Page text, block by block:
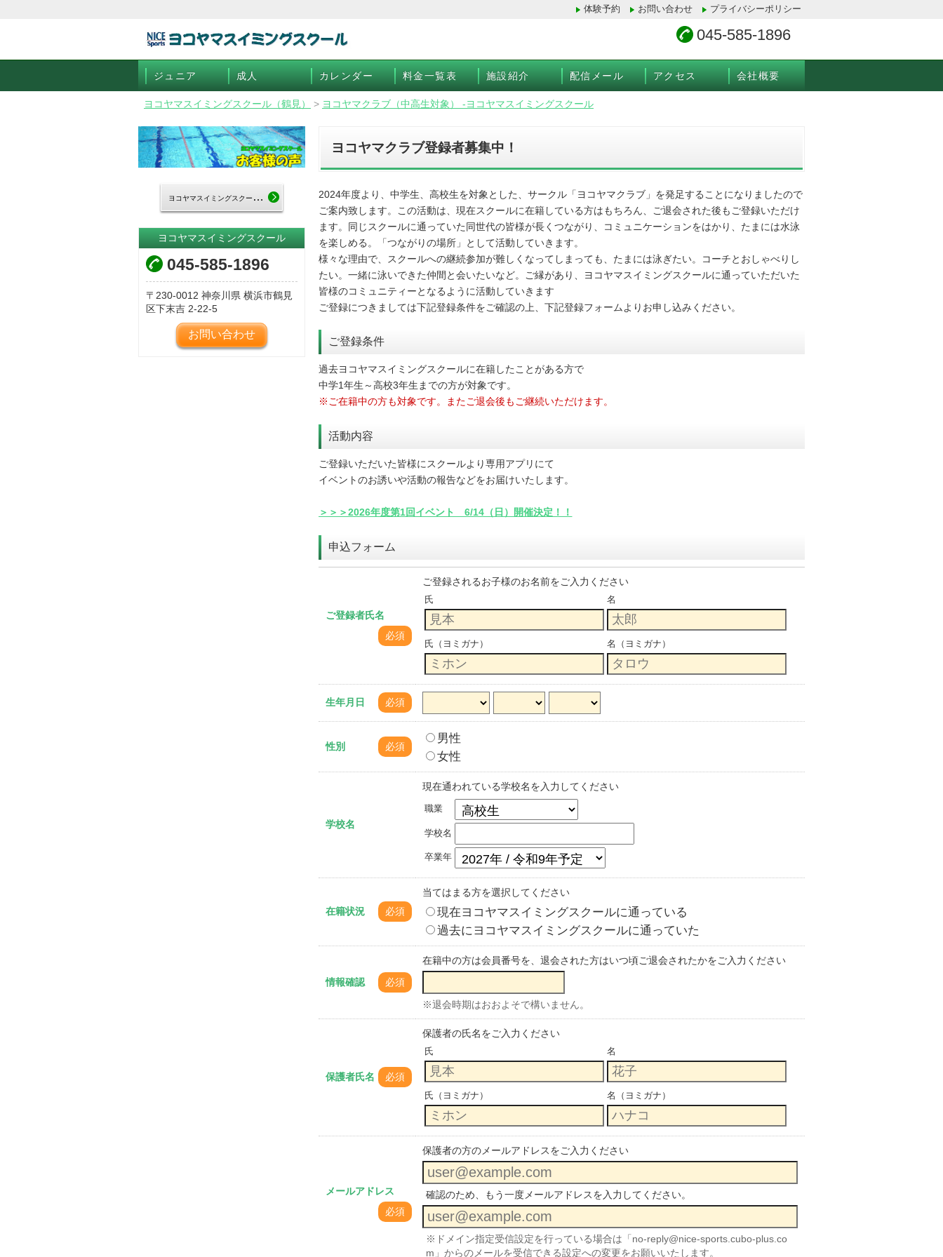
体験予約 お問い合わせ プライバシーポリシー
045-585-1896
ジュニア 成人 カレンダー 料金一覧表 施設紹介 配信メール アクセス 会社概要
ヨコヤマスイミングスクール（鶴見） > ヨコヤマクラブ（中高生対象） -ヨコヤマスイミングスクール
ヨコヤマクラブ登録者募集中！
2024年度より、中学生、高校生を対象とした、サークル「ヨコヤマクラブ」を発足することになりましたので
ご案内致します。この活動は、現在スクールに在籍している方はもちろん、ご退会された後もご登録いただけ
ます。同じスクールに通っていた同世代の皆様が長くつながり、コミュニケーションをはかり、たまには水泳
を楽しめる。「つながりの場所」として活動していきます。
様々な理由で、スクールへの継続参加が難しくなってしまっても、たまには泳ぎたい。コーチとおしゃべりし
たい。一緒に泳いできた仲間と会いたいなど。ご縁があり、ヨコヤマスイミングスクールに通っていただいた
皆様のコミュニティーとなるように活動していきます
ご登録につきましては下記登録条件をご確認の上、下記登録フォームよりお申し込みください。
ご登録条件
過去ヨコヤマスイミングスクールに在籍したことがある方で
中学1年生～高校3年生までの方が対象です。
※ご在籍中の方も対象です。またご退会後もご継続いただけます。
活動内容
ご登録いただいた皆様にスクールより専用アプリにて
イベントのお誘いや活動の報告などをお届けいたします。
＞＞＞2026年度第1回イベント 6/14（日）開催決定！！
申込フォーム
ご登録者氏名
必須
ご登録されるお子様のお名前をご入力ください
氏 名
氏（ヨミガナ） 名（ヨミガナ）
生年月日 必須
性別 必須
男性
女性
学校名
現在通われている学校名を入力してください
職業
学校名
卒業年
在籍状況 必須
当てはまる方を選択してください
現在ヨコヤマスイミングスクールに通っている
過去にヨコヤマスイミングスクールに通っていた
情報確認 必須
在籍中の方は会員番号を、退会された方はいつ頃ご退会されたかをご入力ください
※退会時期はおおよそで構いません。
保護者氏名 必須
保護者の氏名をご入力ください
氏 名
氏（ヨミガナ） 名（ヨミガナ）
メールアドレス
必須
保護者の方のメールアドレスをご入力ください
確認のため、もう一度メールアドレスを入力してください。
※ドメイン指定受信設定を行っている場合は「no-reply@nice-sports.cubo-plus.co
m」からのメールを受信できる設定への変更をお願いいたします。
ヨ
コヤマスイミングスクールTOP
ヨコヤマスイミングスクール
045-585-1896
230-0012 神奈川県 横浜市鶴見
区下末吉 2-22-5
お問い合わせ